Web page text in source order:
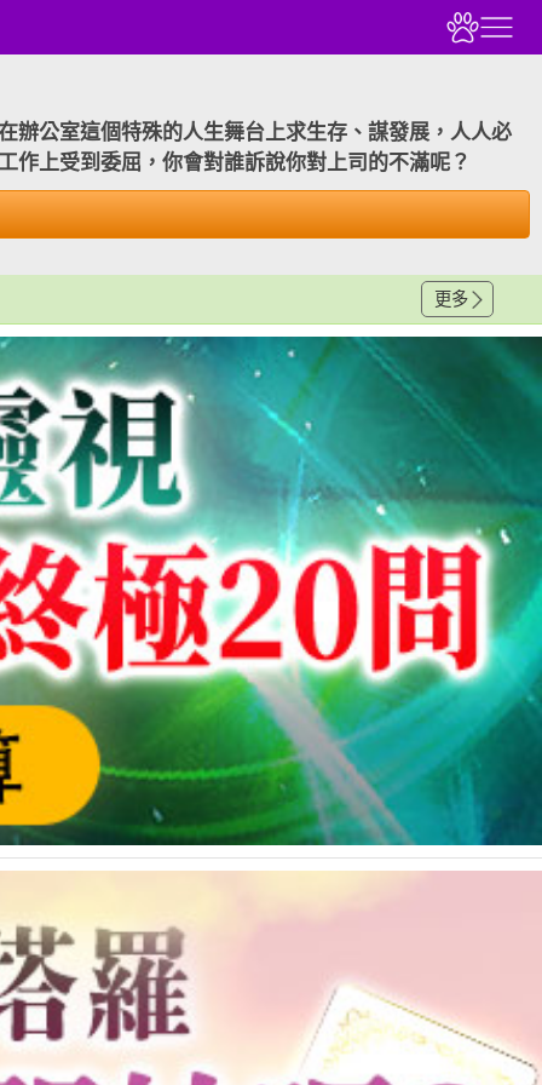
辦公室這個特殊的人生舞台上求生存、謀發展，人人必
作上受到委屈，你會對誰訴說你對上司的不滿呢？
更多